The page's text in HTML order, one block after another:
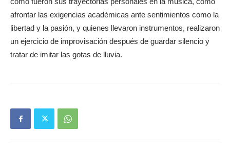
afrontar las exigencias académicas ante sentimientos como la
libertad y la pasión, y quienes llevaron instrumentos, realizaron
un ejercicio de improvisación después de guardar silencio y
tratar de imitar las gotas de lluvia.